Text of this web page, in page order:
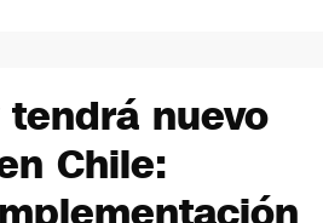
tendrá nuevo
Chile: